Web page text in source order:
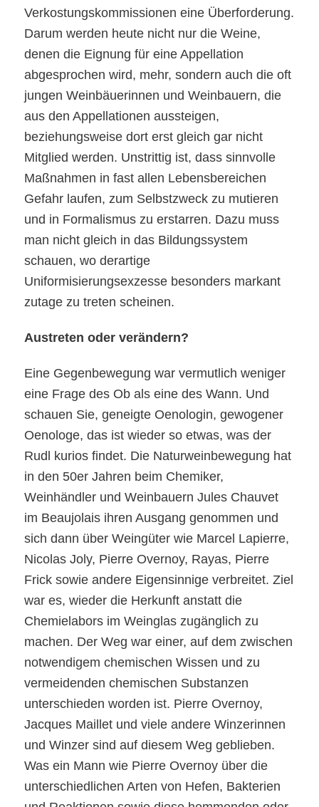
Verkostungskommissionen eine Überforderung.
Darum werden heute nicht nur die Weine,
denen die Eignung für eine Appellation
abgesprochen wird, mehr, sondern auch die oft
jungen Weinbäuerinnen und Weinbauern, die
aus den Appellationen aussteigen,
beziehungsweise dort erst gleich gar nicht
Mitglied werden. Unstrittig ist, dass sinnvolle
Maßnahmen in fast allen Lebensbereichen
Gefahr laufen, zum Selbstzweck zu mutieren
und in Formalismus zu erstarren. Dazu muss
man nicht gleich in das Bildungssystem
schauen, wo derartige
Uniformisierungsexzesse besonders markant
zutage zu treten scheinen.
Austreten oder verändern?
Eine Gegenbewegung war vermutlich weniger
eine Frage des Ob als eine des Wann. Und
schauen Sie, geneigte Oenologin, gewogener
Oenologe, das ist wieder so etwas, was der
Rudl kurios findet. Die Naturweinbewegung hat
in den 50er Jahren beim Chemiker,
Weinhändler und Weinbauern Jules Chauvet
im Beaujolais ihren Ausgang genommen und
sich dann über Weingüter wie Marcel Lapierre,
Nicolas Joly, Pierre Overnoy, Rayas, Pierre
Frick sowie andere Eigensinnige verbreitet. Ziel
war es, wieder die Herkunft anstatt die
Chemielabors im Weinglas zugänglich zu
machen. Der Weg war einer, auf dem zwischen
notwendigem chemischen Wissen und zu
vermeidenden chemischen Substanzen
unterschieden worden ist. Pierre Overnoy,
Jacques Maillet und viele andere Winzerinnen
und Winzer sind auf diesem Weg geblieben.
Was ein Mann wie Pierre Overnoy über die
unterschiedlichen Arten von Hefen, Bakterien